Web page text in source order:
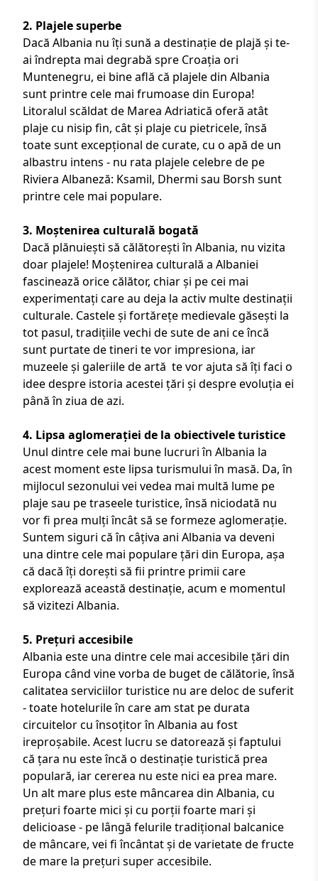
2. Plajele superbe
Dacă Albania nu îți sună a destinație de plajă și te-
ai îndrepta mai degrabă spre Croația ori
Muntenegru, ei bine află că plajele din Albania
sunt printre cele mai frumoase din Europa!
Litoralul scăldat de Marea Adriatică oferă atât
plaje cu nisip fin, cât și plaje cu pietricele, însă
toate sunt excepțional de curate, cu o apă de un
albastru intens - nu rata plajele celebre de pe
Riviera Albaneză: Ksamil, Dhermi sau Borsh sunt
printre cele mai populare.
3. Moștenirea culturală bogată
Dacă plănuiești să călătorești în Albania, nu vizita
doar plajele! Moștenirea culturală a Albaniei
fascinează orice călător, chiar și pe cei mai
experimentați care au deja la activ multedestinații
culturale. Castele și fortărețe medievale găsești la
tot pasul, tradițiile vechi de sute de ani ce încă
sunt purtate de tineri te vor impresiona, iar
muzeele și galeriile de artă te vor ajuta să îți faci o
idee despre istoria acestei țări și despre evoluția ei
până în ziua de azi.
4. Lipsa aglomerației de la obiectivele turistice
Unul dintre cele mai bune lucruri în Albania la
acest moment este lipsa turismului în masă. Da, în
mijlocul sezonului vei vedea mai multă lume pe
plaje sau pe traseele turistice, însă niciodată nu
vor fi prea mulți încât să se formeze aglomerație.
Suntem siguri că în câțiva ani Albania va deveni
una dintre cele mai populare țări din Europa, așa
că dacă îți dorești să fii printre primii care
explorează această destinație, acum e momentul
să vizitezi Albania.
5. Prețuri accesibile
Albania este una dintre cele mai accesibile țări din
Europa când vine vorba de buget de călătorie, însă
calitatea serviciilor turistice nu are deloc de suferit
- toate hotelurile în care am stat pe durata
circuitelor cu însoțitor în Albania au fost
ireproșabile. Acest lucru se datorează și faptului
că țara nu este încă o destinație turistică prea
populară, iar cererea nu este nici ea prea mare.
Un alt mare plus este mâncarea din Albania, cu
prețuri foarte mici și cu porții foarte mari și
delicioase - pe lângă felurile tradițional balcanice
de mâncare, vei fi încântat și de varietate de fructe
de mare la prețuri super accesibile.